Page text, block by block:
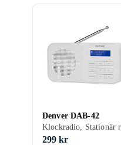
Denver DAB-42
299 kr